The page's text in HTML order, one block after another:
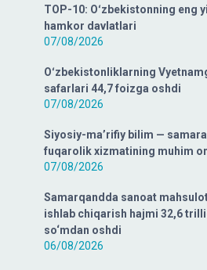
TOP-10: Oʻzbekistonning eng
hamkor davlatlari
07/08/2026
Oʻzbekistonliklarning
safarlari 44,7 foizga oshdi
07/08/2026
Siyosiy-ma’rifiy bilim —
fuqarolik xizmatining muhim
07/08/2026
Samarqandda sanoat
ishlab chiqarish hajmi 32,6
so‘mdan oshdi
06/08/2026